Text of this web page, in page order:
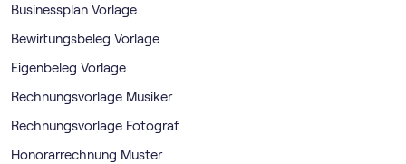
Businessplan Vorlage
Bewirtungsbeleg Vorlage
Eigenbeleg Vorlage
Rechnungsvorlage Musiker
Rechnungsvorlage Fotograf
Honorarrechnung Muster